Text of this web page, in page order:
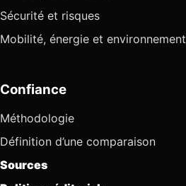
Sécurité et risques
Mobilité, énergie et environnement
Confiance
Méthodologie
Définition d’une comparaison
Sources